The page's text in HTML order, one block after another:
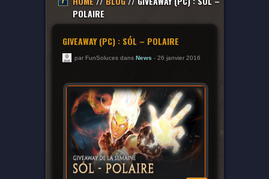
POLAIRE
GIVEAWAY (PC) : SÓL – POLAIRE
par FunSoluces dans News - 26 janvier 2016